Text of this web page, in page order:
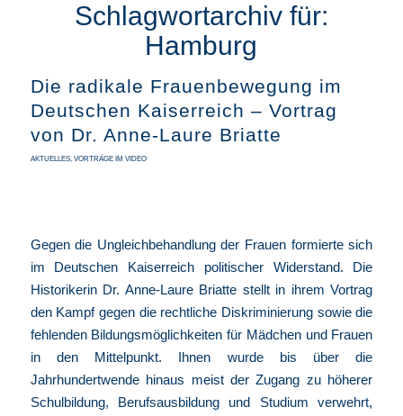
Schlagwortarchiv für:
Hamburg
Die radikale Frauenbewegung im
Deutschen Kaiserreich – Vortrag
von Dr. Anne-Laure Briatte
AKTUELLES, VORTRÄGE IM VIDEO
Gegen die Ungleichbehandlung der Frauen formierte sich
im Deutschen Kaiserreich politischer Widerstand. Die
Historikerin Dr. Anne-Laure Briatte stellt in ihrem Vortrag
den Kampf gegen die rechtliche Diskriminierung sowie die
fehlenden Bildungsmöglichkeiten für Mädchen und Frauen
in den Mittelpunkt. Ihnen wurde bis über die
Jahrhundertwende hinaus meist der Zugang zu höherer
Schulbildung, Berufsausbildung und Studium verwehrt,